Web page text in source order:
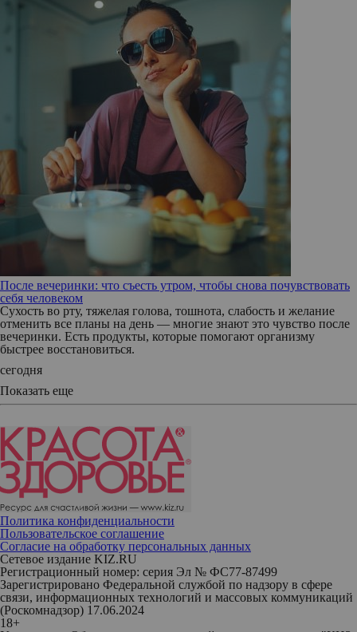
После вечеринки: что съесть утром, чтобы снова почувствовать
себя человеком
Сухость во рту, тяжелая голова, тошнота, слабость и желание
отменить все планы на день — многие знают это чувство после
вечеринки. Есть продукты, которые помогают организму
быстрее восстановиться.
сегодня
Показать еще
Политика конфиденциальности
Пользовательское соглашение
Согласие на обработку персональных данных
Сетевое издание KIZ.RU
Регистрационный номер: серия Эл № ФС77-87499
Зарегистрировано Федеральной службой по надзору в сфере
связи, информационных технологий и массовых коммуникаций
(Роскомнадзор) 17.06.2024
18+